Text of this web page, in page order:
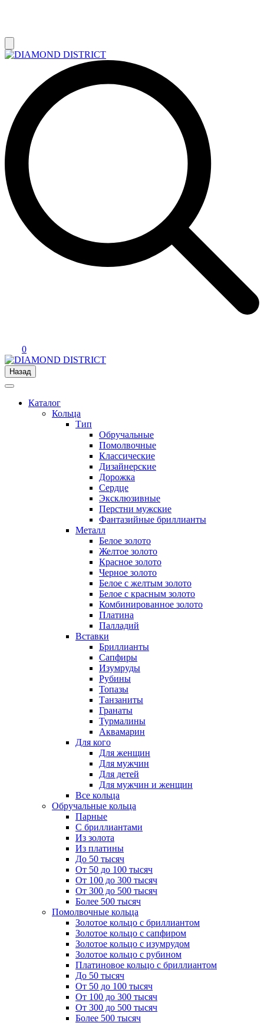
0
Назад
Каталог
Кольца
Тип
Обручальные
Помолвочные
Классические
Дизайнерские
Дорожка
Сердце
Эксклюзивные
Перстни мужские
Фантазийные бриллианты
Металл
Белое золото
Желтое золото
Красное золото
Черное золото
Белое с желтым золото
Белое с красным золото
Комбинированное золото
Платина
Палладий
Вставки
Бриллианты
Сапфиры
Изумруды
Рубины
Топазы
Танзаниты
Гранаты
Турмалины
Аквамарин
Для кого
Для женщин
Для мужчин
Для детей
Для мужчин и женщин
Все кольца
Обручальные кольца
Парные
С бриллиантами
Из золота
Из платины
До 50 тысяч
От 50 до 100 тысяч
От 100 до 300 тысяч
От 300 до 500 тысяч
Более 500 тысяч
Помолвочные кольца
Золотое кольцо с бриллиантом
Золотое кольцо с сапфиром
Золотое кольцо с изумрудом
Золотое кольцо с рубином
Платиновое кольцо с бриллиантом
До 50 тысяч
От 50 до 100 тысяч
От 100 до 300 тысяч
От 300 до 500 тысяч
Более 500 тысяч